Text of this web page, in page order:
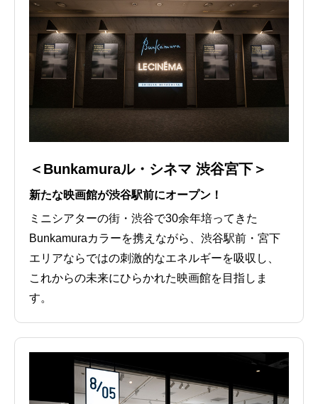
＜Bunkamuraル・シネマ 渋谷宮下＞
新たな映画館が渋谷駅前にオープン！
ミニシアターの街・渋谷で30余年培ってきた
Bunkamuraカラーを携えながら、渋谷駅前・宮下
エリアならではの刺激的なエネルギーを吸収し、
これからの未来にひらかれた映画館を目指しま
す。